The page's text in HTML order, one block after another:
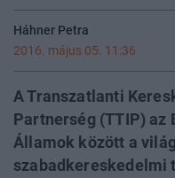
Háhner Petra
2016. május 05. 11:36
A Transzatlanti
Partnerség (TTIP) az
Államok között a
szabadkereskedelmi